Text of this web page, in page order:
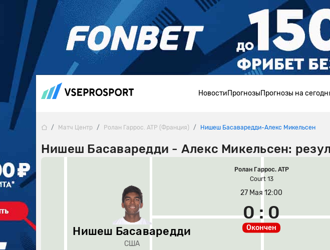
НовостиПрогнозыПрогнозы на
Нишеш Басаваредди - Алекс Микельсен:
Матч Центр Ролан Гаррос. ATP (Франция) Нишеш Басаваредди-Алекс Микельсен
Нишеш Басаваредди
США
Ролан Гаррос. ATP
Court 13
27 Мая 12:00
Окончен
0 : 0